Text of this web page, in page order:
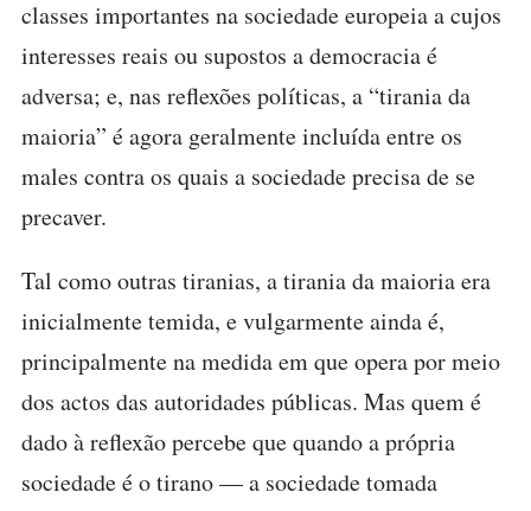
classes importantes na sociedade europeia a cujos
interesses reais ou supostos a democracia é
adversa; e, nas reflexões políticas, a “tirania da
maioria” é agora geralmente incluída entre os
males contra os quais a sociedade precisa de se
precaver.
Tal como outras tiranias, a tirania da maioria era
inicialmente temida, e vulgarmente ainda é,
principalmente na medida em que opera por meio
dos actos das autoridades públicas. Mas quem é
dado à reflexão percebe que quando a própria
sociedade é o tirano — a sociedade tomada